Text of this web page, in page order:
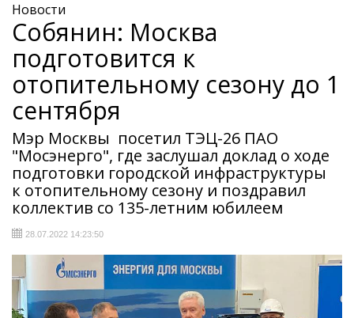
Новости
Собянин: Москва
подготовится к
отопительному сезону до 1
сентября
Мэр Москвы посетил ТЭЦ-26 ПАО
"Мосэнерго", где заслушал доклад о ходе
подготовки городской инфраструктуры
к отопительному сезону и поздравил
коллектив со 135-летним юбилеем
28.07.2022 14:23:50